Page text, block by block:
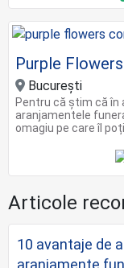
Purple Flowers
Bucureşti
Pentru că știm că în
aranjamentele
omagiu pe care îl
Articole
10 avantaje de
aranjamente